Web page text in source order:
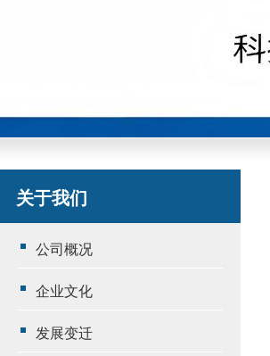
关于我们
公司概况
企业文化
发展变迁